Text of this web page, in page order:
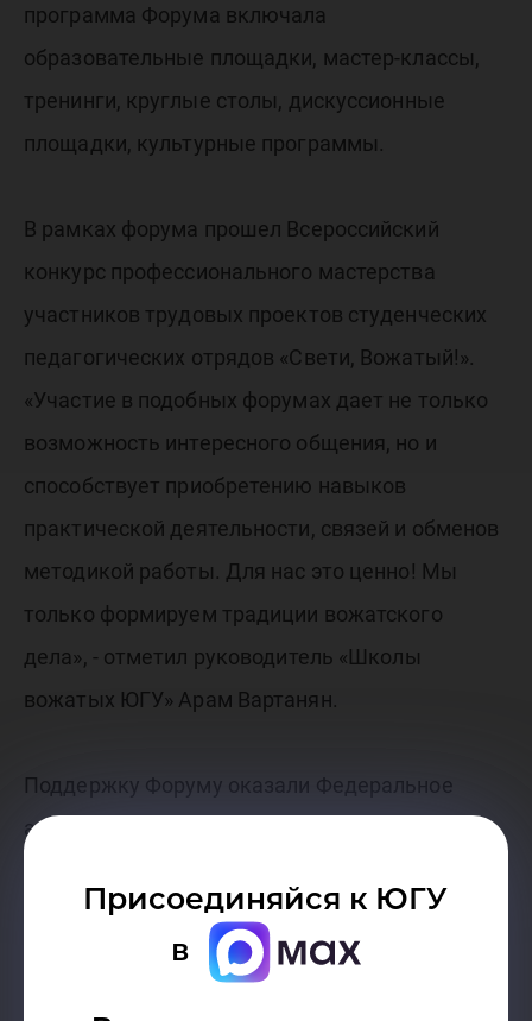
Присоединяйся к ЮГУ
в
программа Форума включала
образовательные площадки, мастер-классы,
тренинги, круглые столы, дискуссионные
площадки, культурные программы.
В рамках форума прошел Всероссийский
конкурс профессионального мастерства
участников трудовых проектов студенческих
педагогических отрядов «Свети, Вожатый!».
«Участие в подобных форумах дает не только
возможность интересного общения, но и
способствует приобретению навыков
практической деятельности, связей и обменов
методикой работы. Для нас это ценно! Мы
только формируем традиции вожатского
дела», - отметил руководитель «Школы
вожатых ЮГУ» Арам Вартанян.
Поддержку Форуму оказали Федеральное
агентство по делам молодежи (Росмолодежь),
отрядами.